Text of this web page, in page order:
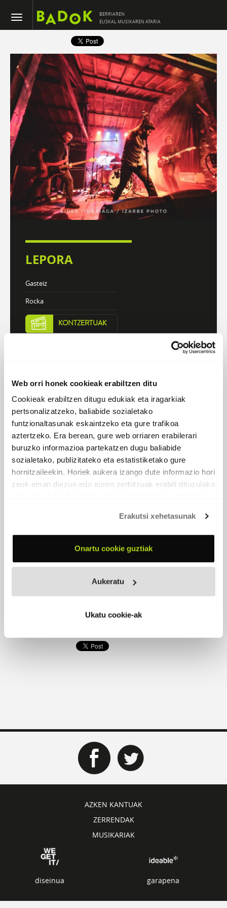
Web orri honek cookieak erabiltzen ditu
Cookieak erabiltzen ditugu edukiak eta iragarkiak
pertsonalizatzeko, baliabide sozialetako
funtzionaltasunak eskaintzeko eta gure trafikoa
aztertzeko. Era berean, gure web orriaren erabilerari
buruzko informazioa partekatzen dugu baliabide
sozialetako, publizitateko eta estatistiketako gure
hornitzaileekin. Horiek aukera izango dute informazio hori
zeuk eman diezun edo euren zerbitzuak erabili dituzulako
Erakutsi xehetasunak
Onartu cookie guztiak
Aukeratu
Ukatu cookie-ak
BERRIAREN
EUSKAL MUSIKAREN ATARIA
LEPORA
Gasteiz
Rocka
KONTZERTUAK
Atzera
Ustelontzia
Lepo zuriko ontzi horretan zein duzu neurona
sanoena.
Manejatzen zaituen liderra al duzu pentsamendu
bakarra.
beteena.
Irainak, jipoiak, hesiak, kartzelak, kunetak... Gora
heriotza!
Azala, giharrak, haginak, hezurrak... kraska denak, ta
pakea!
Zein da gure diferentzia, zure garunaren neurria?
Tximinoa zuhaitzetik jaitsi zenean, zu non geratu
Eguzkiari begira, atorra jantzita, hala erreko ahal zara!
AZKEN KANTUAK
ZERRENDAK
MUSIKARIAK
diseinua garapena